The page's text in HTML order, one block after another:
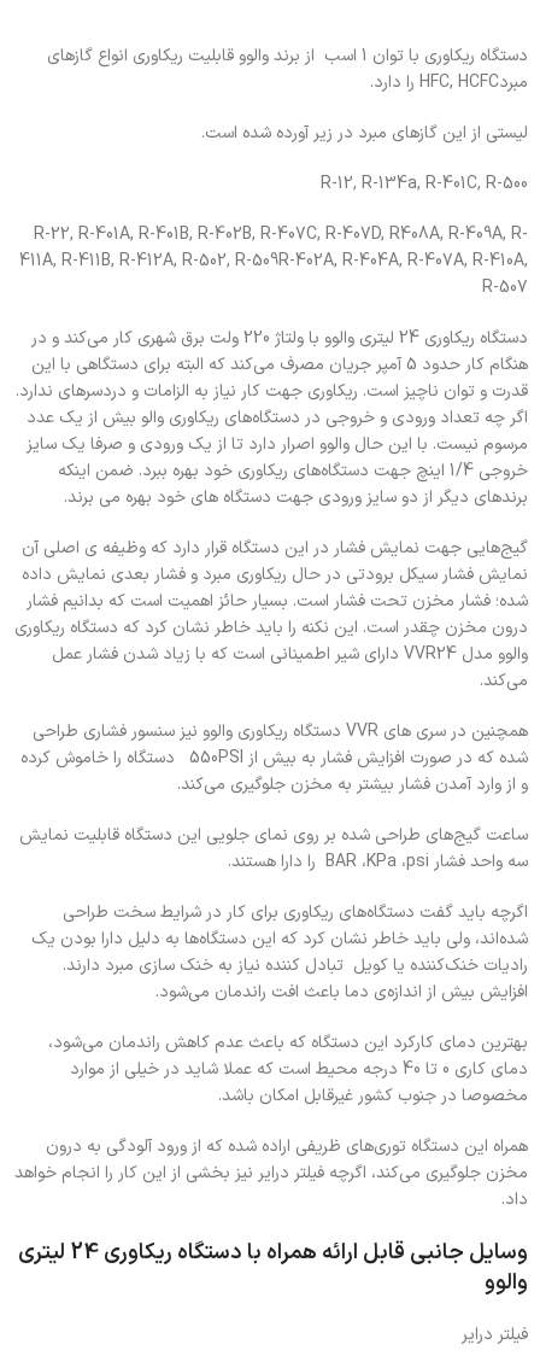
دستگاه ریکاوری با توان 1 اسب از برند والوو قابلیت ریکاوری انواع گازهای
مبردHFC, HCFC را دارد.
لیستی از این گازهای مبرد در زیر آورده شده است.
R-12, R-134a, R-401C, R-500
R-22, R-401A, R-401B, R-402B, R-407C, R-407D, R408A, R-409A, R-
411A, R-411B, R-412A, R-502, R-509R-402A, R-404A, R-407A, R-410A,
R-507
دستگاه ریکاوری 24 لیتری والوو با ولتاژ 220 ولت برق شهری کار می‌کند و در
هنگام کار حدود 5 آمپر جریان مصرف می‌کند که البته برای دستگاهی با این
قدرت و توان ناچیز است. ریکاوری جهت کار نیاز به الزامات و دردسرهای ندارد.
اگر چه تعداد ورودی و خروجی در دستگاه‌های ریکاوری والو بیش از یک عدد
مرسوم نیست. با این حال والوو اصرار دارد تا از یک ورودی و صرفا یک سایز
خروجی 1/4 اینچ جهت دستگاه‌های ریکاوری خود بهره ببرد. ضمن اینکه
برندهای دیگر از دو سایز ورودی جهت دستگاه های خود بهره می برند.
گیج‌هایی جهت نمایش فشار در این دستگاه‌ قرار دارد که وظیفه ی اصلی آن
نمایش فشار سیکل برودتی در حال ریکاوری مبرد و فشار بعدی نمایش داده
شده؛ فشار مخزن تحت فشار است. بسیار حائز اهمیت است که بدانیم فشار
درون مخزن چقدر است. این نکنه را باید خاطر نشان کرد که دستگاه ریکاوری
والوو مدل VVR24 دارای شیر اطمینانی است که با زیاد شدن فشار عمل
می‌کند.
همچنین در سری های VVR دستگاه ریکاوری والوو نیز سنسور فشاری طراحی
شده که در صورت افزایش فشار به بیش از 550PSI دستگاه را خاموش کرده
و از وارد آمدن فشار بیشتر به مخزن جلوگیری می‌کند.
ساعت گیج‌های طراحی شده بر روی نمای جلویی این دستگاه قابلیت نمایش
سه واحد فشار BAR ،KPa ،psi را دارا هستند.
اگرچه باید گفت دستگاه‌های ریکاوری برای کار در شرایط سخت طراحی
شده‌اند، ولی باید خاطر نشان کرد که این دستگاه‌ها به دلیل دارا بودن یک
رادیات خنک‌کننده یا کویل تبادل کننده نیاز به خنک سازی مبرد دارند.
افزایش بیش از اندازه‌ی دما باعث افت راندمان می‌شود.
بهترین دمای کارکرد این دستگاه که باعث عدم کاهش راندمان می‌شود،
دمای کاری 0 تا 40 درجه محیط است که عملا شاید در خیلی از موارد
مخصوصا در جنوب کشور غیرقابل امکان باشد.
همراه این دستگاه توری‌های ظریفی اراده شده که از ورود آلودگی به درون
مخزن جلوگیری می‌کند، اگرچه فیلتر درایر نیز بخشی از این کار را انجام خواهد
داد.
وسایل جانبی قابل ارائه همراه با دستگاه ریکاوری 24 لیتری
والوو
فیلتر درایر